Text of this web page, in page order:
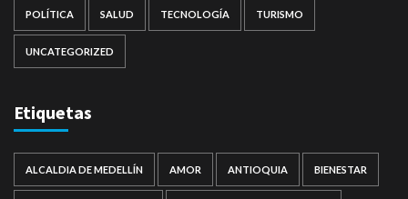
POLÍTICA SALUD TECNOLOGÍA TURISMO
UNCATEGORIZED
Etiquetas
ALCALDIA DE MEDELLÍN AMOR ANTIOQUIA BIENESTAR